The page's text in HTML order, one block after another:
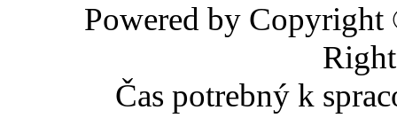
Powered by
Čas potrebný k